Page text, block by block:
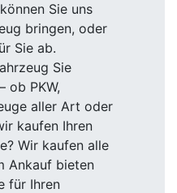
Sie uns
bringen, oder
Sie ab.
Sie
ob PKW,
aller Art oder
kaufen Ihren
Wir kaufen alle
Ankauf bieten
für Ihren